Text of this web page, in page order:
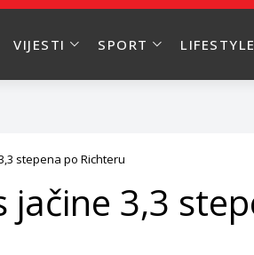
VIJESTI SPORT LIFESTYLE
stepena po Richteru
jačine 3,3